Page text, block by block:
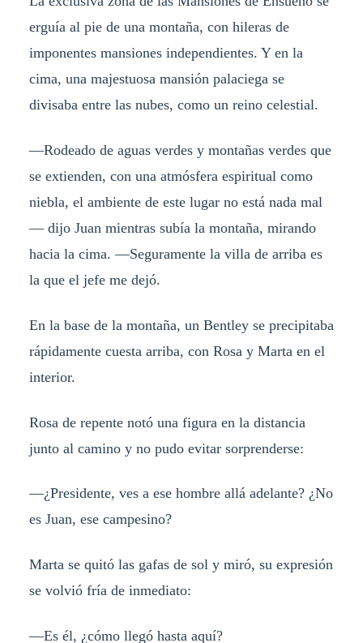
erguía al pie de una montaña, con hileras de
imponentes mansiones independientes. Y en la
cima, una majestuosa mansión palaciega se
divisaba entre las nubes, como un reino celestial.
—Rodeado de aguas verdes y montañas verdes que
se extienden, con una atmósfera espiritual como
niebla, el ambiente de este lugar no está nada mal
— dijo Juan mientras subía la montaña, mirando
hacia la cima. —Seguramente la villa de arriba es
la que el jefe me dejó.
En la base de la montaña, un Bentley se precipitaba
rápidamente cuesta arriba, con Rosa y Marta en el
interior.
Rosa de repente notó una figura en la distancia
junto al camino y no pudo evitar sorprenderse:
—¿Presidente, ves a ese hombre allá adelante? ¿No
es Juan, ese campesino?
Marta se quitó las gafas de sol y miró, su expresión
se volvió fría de inmediato:
—Es él, ¿cómo llegó hasta aquí?